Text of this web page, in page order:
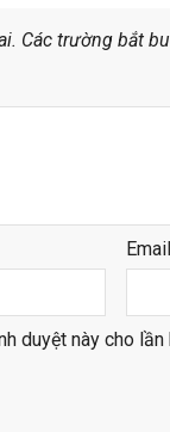
Các trường bắt
duyệt này cho